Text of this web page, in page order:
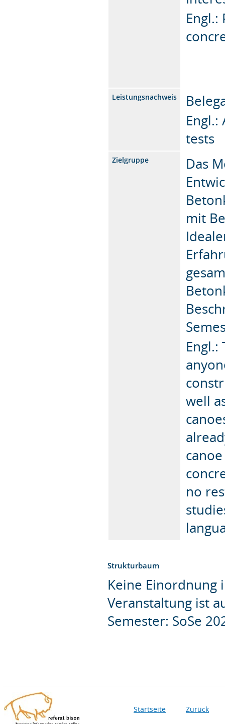
Leistungsnachweis
tests
Zielgruppe
Das
mit
well
no
Strukturbaum
Keine Einordnung
Veranstaltung ist
Semester: SoSe
Startseite Zurück